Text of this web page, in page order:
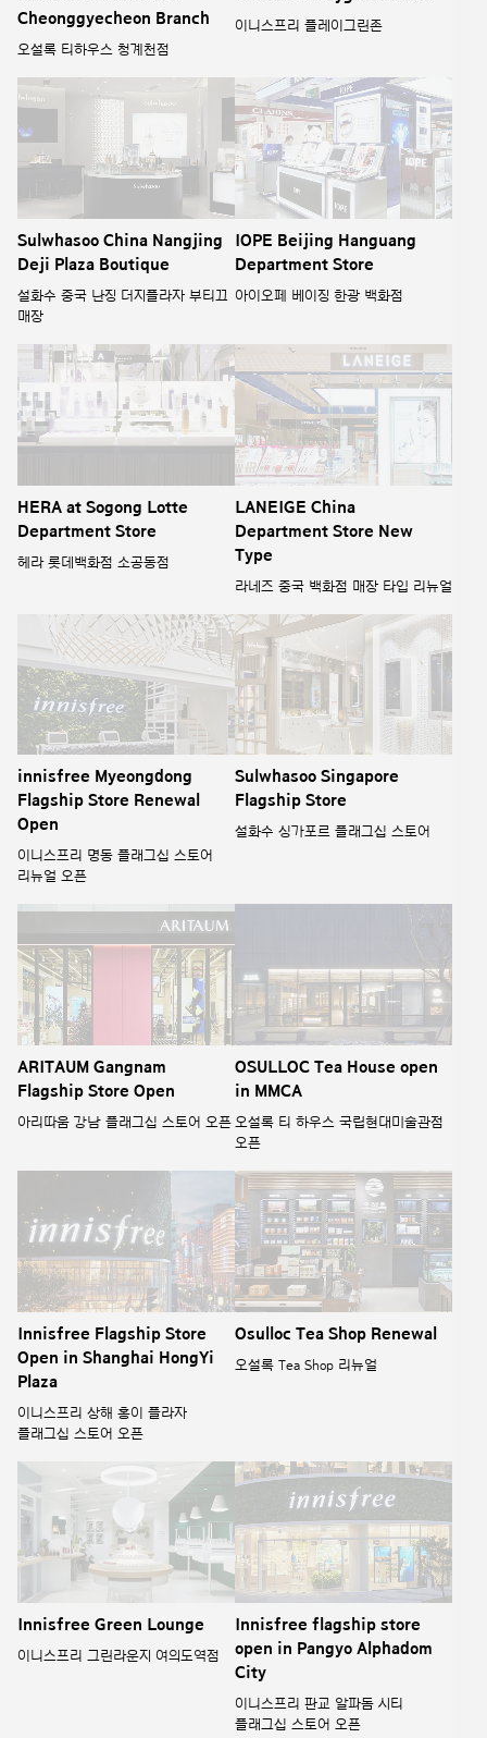
Cheonggyecheon Branch
오설록 티하우스 청계천점
이니스프리 플레이그린존
Sulwhasoo China Nangjing
Deji Plaza Boutique
설화수 중국 난징 더지플라자 부티끄
매장
IOPE Beijing Hanguang
Department Store
아이오페 베이징 한광 백화점
HERA at Sogong Lotte
Department Store
헤라 롯데백화점 소공동점
LANEIGE China
Department Store New
Type
라네즈 중국 백화점 매장 타입 리뉴얼
innisfree Myeongdong
Flagship Store Renewal
Open
이니스프리 명동 플래그십 스토어
리뉴얼 오픈
Sulwhasoo Singapore
Flagship Store
설화수 싱가포르 플래그십 스토어
ARITAUM Gangnam
Flagship Store Open
아리따움 강남 플래그십 스토어 오픈
OSULLOC Tea House open
in MMCA
오설록 티 하우스 국립현대미술관점
오픈
Innisfree Flagship Store
Open in Shanghai HongYi
Plaza
이니스프리 상해 홍이 플라자
플래그십 스토어 오픈
Osulloc Tea Shop Renewal
오설록 Tea Shop 리뉴얼
Innisfree Green Lounge
이니스프리 그린라운지 여의도역점
Innisfree flagship store
open in Pangyo Alphadom
City
이니스프리 판교 알파돔 시티
플래그십 스토어 오픈